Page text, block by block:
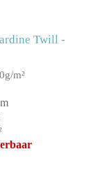
Twill -
m²